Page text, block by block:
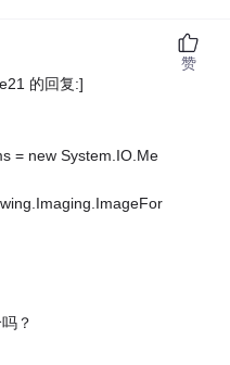
的回复:]
= new System.IO.Me
？
赞